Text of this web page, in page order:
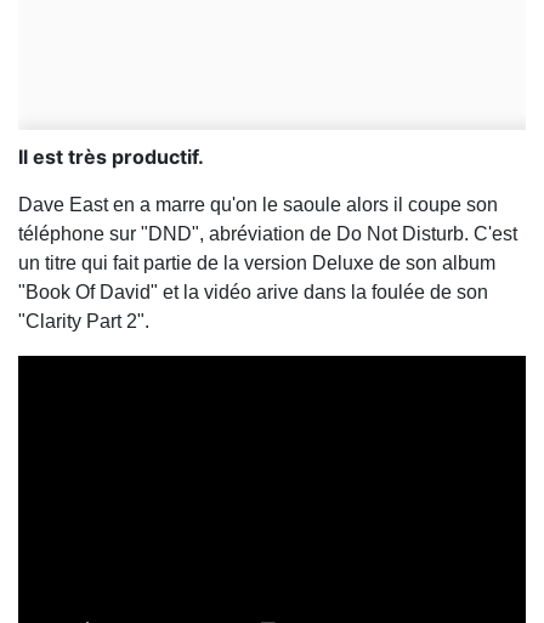
Il est très productif.
Dave East en a marre qu'on le saoule alors il coupe son
téléphone sur "DND", abréviation de Do Not Disturb. C'est
un titre qui fait partie de la version Deluxe de son album
"Book Of David" et la vidéo arive dans la foulée de son
"Clarity Part 2".